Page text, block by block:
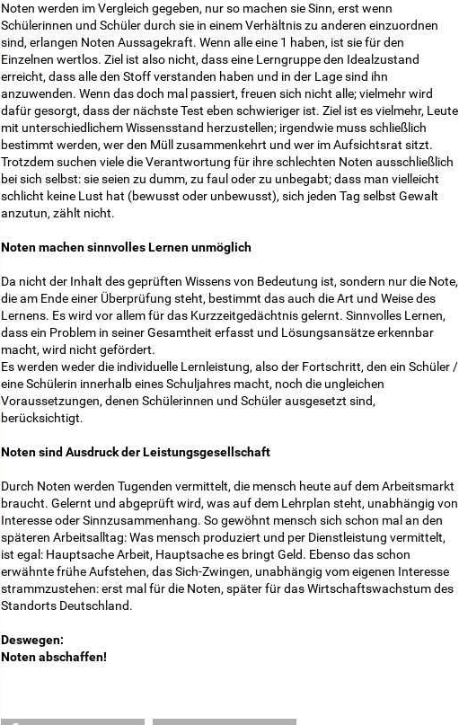
Noten werden im Vergleich gegeben, nur so machen sie Sinn, erst wenn
Schülerinnen und Schüler durch sie in einem Verhältnis zu anderen einzuordnen
sind, erlangen Noten Aussagekraft. Wenn alle eine 1 haben, ist sie für den
Einzelnen wertlos. Ziel ist also nicht, dass eine Lerngruppe den Idealzustand
erreicht, dass alle den Stoff verstanden haben und in der Lage sind ihn
anzuwenden. Wenn das doch mal passiert, freuen sich nicht alle; vielmehr wird
dafür gesorgt, dass der nächste Test eben schwieriger ist. Ziel ist es vielmehr, Leute
mit unterschiedlichem Wissensstand herzustellen; irgendwie muss schließlich
bestimmt werden, wer den Müll zusammenkehrt und wer im Aufsichtsrat sitzt.
Trotzdem suchen viele die Verantwortung für ihre schlechten Noten ausschließlich
bei sich selbst: sie seien zu dumm, zu faul oder zu unbegabt; dass man vielleicht
schlicht keine Lust hat (bewusst oder unbewusst), sich jeden Tag selbst Gewalt
anzutun, zählt nicht.
Noten machen sinnvolles Lernen unmöglich
Da nicht der Inhalt des geprüften Wissens von Bedeutung ist, sondern nur die Note,
die am Ende einer Überprüfung steht, bestimmt das auch die Art und Weise des
Lernens. Es wird vor allem für das Kurzzeitgedächtnis gelernt. Sinnvolles Lernen,
dass ein Problem in seiner Gesamtheit erfasst und Lösungsansätze erkennbar
macht, wird nicht gefördert.
Es werden weder die individuelle Lernleistung, also der Fortschritt, den ein Schüler /
eine Schülerin innerhalb eines Schuljahres macht, noch die ungleichen
Voraussetzungen, denen Schülerinnen und Schüler ausgesetzt sind,
berücksichtigt.
Noten sind Ausdruck der Leistungsgesellschaft
Durch Noten werden Tugenden vermittelt, die mensch heute auf dem Arbeitsmarkt
braucht. Gelernt und abgeprüft wird, was auf dem Lehrplan steht, unabhängig von
Interesse oder Sinnzusammenhang. So gewöhnt mensch sich schon mal an den
späteren Arbeitsalltag: Was mensch produziert und per Dienstleistung vermittelt,
ist egal: Hauptsache Arbeit, Hauptsache es bringt Geld. Ebenso das schon
erwähnte frühe Aufstehen, das Sich-Zwingen, unabhängig vom eigenen Interesse
strammzustehen: erst mal für die Noten, später für das Wirtschaftswachstum des
Standorts Deutschland.
Deswegen:
Noten abschaffen!